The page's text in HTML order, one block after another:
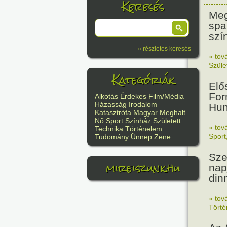
Keresés
» részletes keresés
Kategóriák
Alkotás Érdekes Film/Média
Házasság Irodalom
Katasztrófa Magyar Meghalt
Nő Sport Színház Született
Technika Történelem
Tudomány Ünnep Zene
mireiszunk.hu
»
»
Sport
»